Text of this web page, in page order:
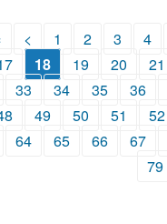
< 1 2 3 4
18 19 20 21
33 34 35 36
49 50 51 52
64 65 66 67
79